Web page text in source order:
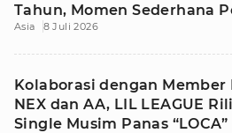
Tahun, Momen Sederhana
Kehangatan
Asia 8 Juli 2026
Kolaborasi dengan Member
NEX dan AA, LIL LEAGUE
Single Musim Panas “LOCA”